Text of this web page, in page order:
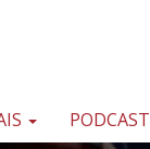
PODCAST